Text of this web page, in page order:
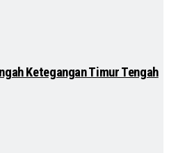
Ketegangan Timur Tengah